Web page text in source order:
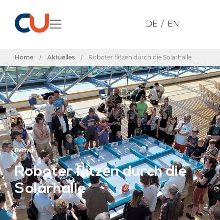
DE EN
Home / Aktuelles / Roboter flitzen durch die Solarhalle
Beitrag
Roboter flitzen durch die
Solarhalle